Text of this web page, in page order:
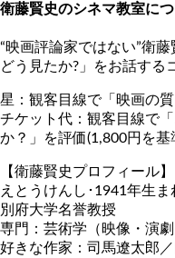
衛藤賢史のシネマ教室に
“映画評論家ではない”衛
どう見たか?」をお話する
星：観客目線で「映画の
チケット代：観客目線で
か？」を評価(1,800円を
【衛藤賢史プロフィール】
えとうけんし･1941年生
別府大学名誉教授
専門：芸術学（映像・演
好きな作家：司馬遼太郎